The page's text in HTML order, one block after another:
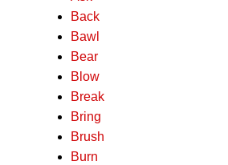
Back
Bawl
Bear
Blow
Break
Bring
Brush
Burn